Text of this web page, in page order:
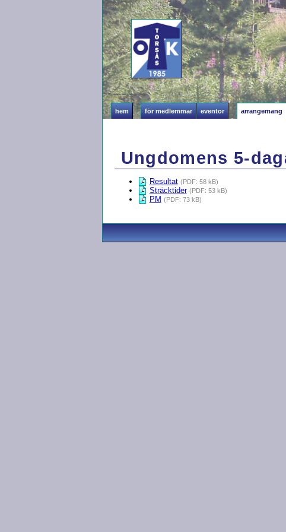
hem för medlemmar eventor arrangemang
Ungdomens 5-
Resultat (PDF: 58 kB)
Sträcktider (PDF: 53 kB)
PM (PDF: 73 kB)